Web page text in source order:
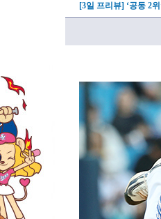
[3일 프리뷰] ‘공동 2